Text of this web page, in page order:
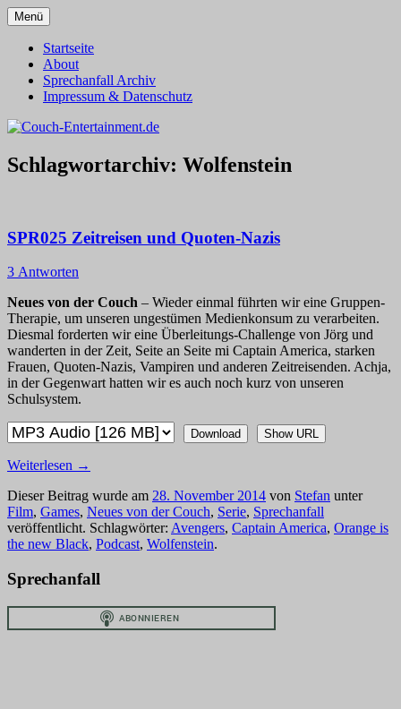
Zum
Inhalt
springen
Couch-Entertainment.de
Menü
Startseite
About
Sprechanfall Archiv
Impressum & Datenschutz
Schlagwortarchiv: Wolfenstein
SPR025 Zeitreisen und Quoten-Nazis
3 Antworten
Neues von der Couch – Wieder einmal führten wir eine Gruppen-
Therapie, um unseren ungestümen Medienkonsum zu verarbeiten.
Diesmal forderten wir eine Überleitungs-Challenge von Jörg und
wanderten in der Zeit, Seite an Seite mi Captain America, starken
Frauen, Quoten-Nazis, Vampiren und anderen Zeitreisenden. Achja,
in der Gegenwart hatten wir es auch noch kurz von unseren
Schulsystem.
Download Show URL
Weiterlesen →
Dieser Beitrag wurde am 28. November 2014 von Stefan unter
Film, Games, Neues von der Couch, Serie, Sprechanfall
veröffentlicht. Schlagwörter: Avengers, Captain America, Orange is
the new Black, Podcast, Wolfenstein.
Sprechanfall